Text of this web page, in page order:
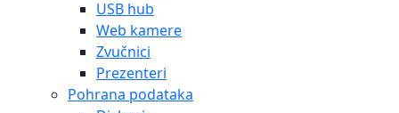
USB hub
Web kamere
Zvučnici
Prezenteri
Pohrana podataka